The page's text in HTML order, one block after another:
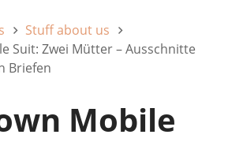
Stuff about us
Suit: Zwei Mütter – Ausschnitte
Briefen
Mobile